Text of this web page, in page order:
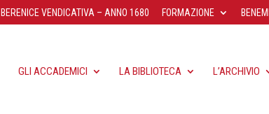
BERENICE VENDICATIVA – ANNO 1680 FORMAZIONE
GLI ACCADEMICI LA BIBLIOTECA L’ARCHIVIO